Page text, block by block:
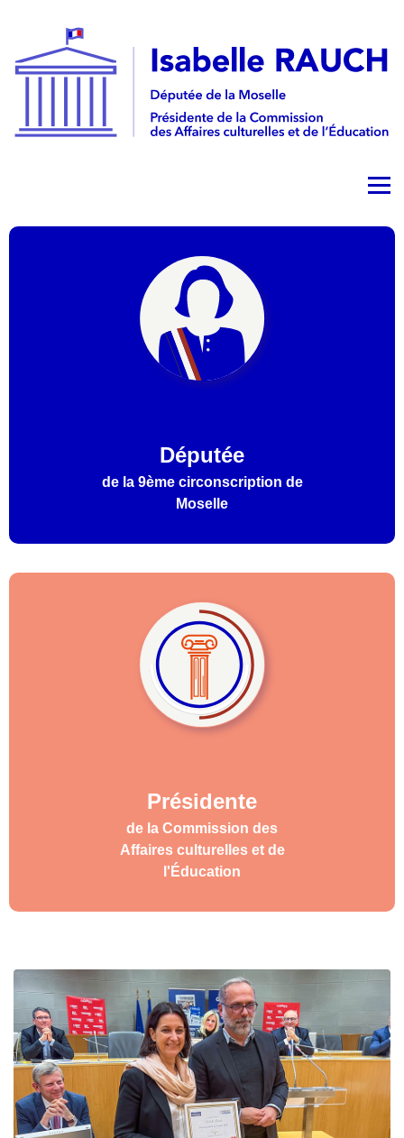
Députée
de la 9ème circonscription de
Moselle
Présidente
de la Commission des
Affaires culturelles et de
l'Éducation